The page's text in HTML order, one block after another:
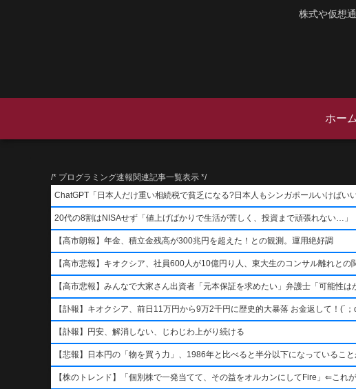
株式や仮想
ホーム
/* プログラミング速報関連記事一覧表示 */
ChatGPT「日本人だけ重い相続税で貧乏になる?日本人もシンガポールいけばい
20代の8割はNISAせず「値上げばかりで生活が苦しく、投資まで頑張れない…」
【高市朗報】年金、積立金残高が300兆円を超えた！との観測。運用絶好調
【高市悲報】キオクシア、社員600人が10億円り人、東大生のコンサル離れとの
【高市悲報】みんなで大家さん出資者「元本保証を求めたい」弁護士「可能性は
【訃報】キオクシア、前日11万円から9万2千円に歴史的大暴落 お金返して！(´
【訃報】円安、解消しない、じわじわ上がり続ける
【悲報】日本円の「物を買う力」、1986年と比べると半分以下になっているこ
【株のトレンド】「個別株で一発当てて、その益をオルカンにしてFire」⇐これ